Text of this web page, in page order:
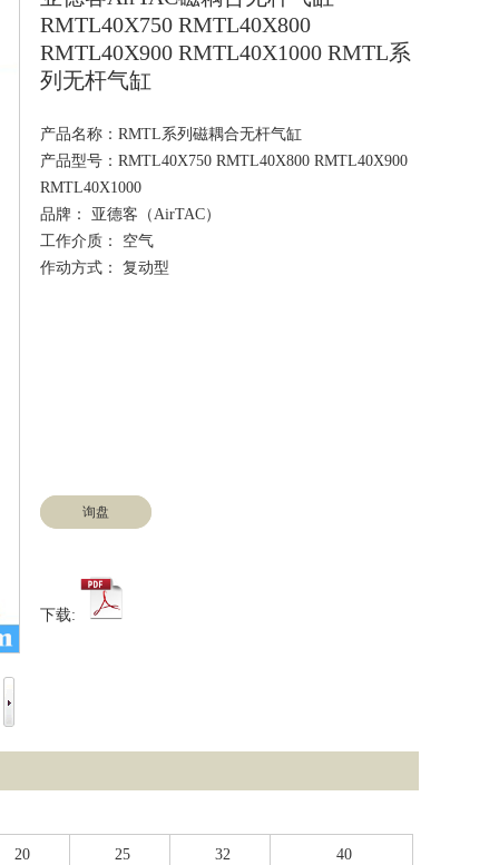
RMTL40X750 RMTL40X800
RMTL40X900 RMTL40X1000 RMTL系
列无杆气缸
产品名称：RMTL系列磁耦合无杆气缸
产品型号：RMTL40X750 RMTL40X800 RMTL40X900
RMTL40X1000
品牌： 亚德客（AirTAC）
工作介质： 空气
询盘
下载:
20 25 32 40